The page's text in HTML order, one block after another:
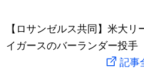
文化
動画/Live
スポーツ・東京2020
【ロサンゼルス共同】米大
イガースのバーランダー投手
記事